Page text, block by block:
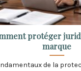
protéger
marque
de la